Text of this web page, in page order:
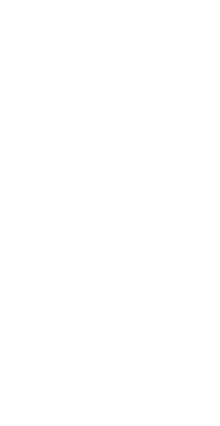
Druga etapa bo
etapa od